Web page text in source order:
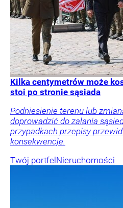
Kilka centymetrów może
stoi po stronie sąsiada
Podniesienie terenu lub
doprowadzić do zalania
przypadkach przepisy
konsekwencje.
Twój portfelNieruchomości